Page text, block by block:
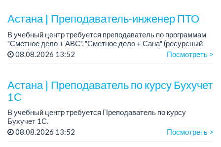
Астана | Преподаватель-инженер ПТО
В учебный центр требуется преподаватель по программам
"Сметное дело + АВС", "Сметное дело + Сана" (ресурсный
метод), базисно-индексный метод, а также Инженер ПТО,
08.08.2026 13:52 Посмотреть >
Астана | Преподаватель по курсу Бухучет
1С
В учебный центр требуется Преподаватель по курсу
Бухучет 1С.
08.08.2026 13:52 Посмотреть >